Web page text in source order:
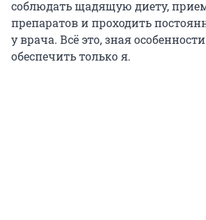
соблюдать щадящую диету,
препаратов и проходить
у врача. Всё это, зная
обеспечить только я.